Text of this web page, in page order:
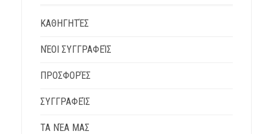
ΚΑΘΗΓΗΤΈΣ
ΝΈΟΙ ΣΥΓΓΡΑΦΕΊΣ
ΠΡΟΣΦΟΡΈΣ
ΣΥΓΓΡΑΦΕΊΣ
ΤΑ ΝΈΑ ΜΑΣ